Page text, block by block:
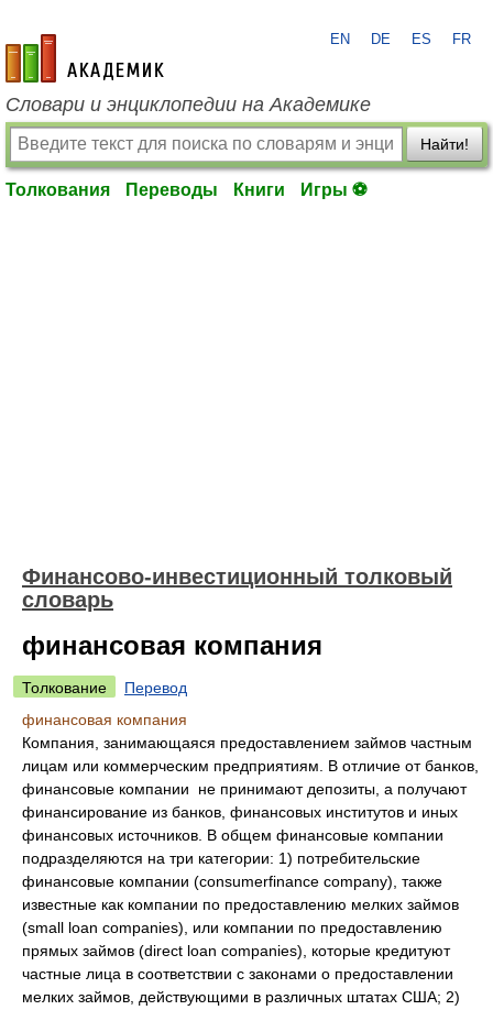
academic.ru
EN DE ES FR
Словари и энциклопедии на Академике
Найти!
Толкования Переводы Книги Игры ⚽
Финансово-инвестиционный толковый
словарь
финансовая компания
Толкование
Перевод
финансовая компания
Компания, занимающаяся предоставлением займов частным
лицам или коммерческим предприятиям. В отличие от банков,
финансовые компании не принимают депозиты, а получают
финансирование из банков, финансовых институтов и иных
финансовых источников. В общем финансовые компании
подразделяются на три категории: 1) потребительские
финансовые компании (consumerfinance company), также
известные как компании по предоставлению мелких займов
(small loan companies), или компании по предоставлению
прямых займов (direct loan companies), которые кредитуют
частные лица в соответствии с законами о предоставлении
мелких займов, действующими в различных штатах США; 2)